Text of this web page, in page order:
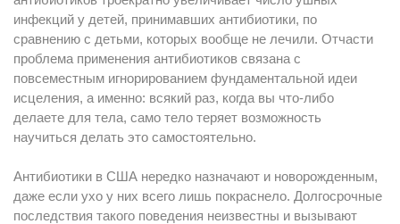
инфекций у детей, принимавших антибиотики, по
сравнению с детьми, которых вообще не лечили. Отчасти
проблема применения антибиотиков связана с
повсеместным игнорированием фундаментальной идеи
исцеления, а именно: всякий раз, когда вы что-либо
делаете для тела, само тело теряет возможность
научиться делать это самостоятельно.
Антибиотики в США нередко назначают и новорожденным,
даже если ухо у них всего лишь покраснело. Долгосрочные
последствия такого поведения неизвестны и вызывают